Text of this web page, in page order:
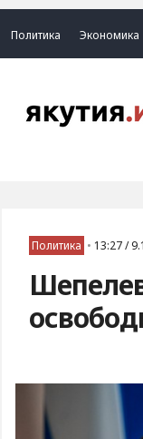
Политика Экономика
Политика • 13:27 /